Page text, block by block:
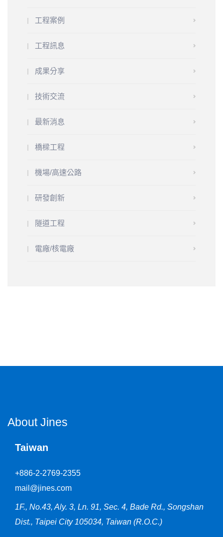
工程案例
工程訊息
成果分享
技術交流
最新消息
橋樑工程
機場/高速公路
研發創新
隧道工程
電廠/核電廠
About Jines
Taiwan
+886-2-2769-2355
mail@jines.com
1F., No.43, Aly. 3, Ln. 91, Sec. 4, Bade Rd., Songshan
Dist., Taipei City 105034, Taiwan (R.O.C.)